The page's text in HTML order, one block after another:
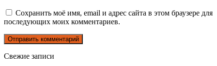
Сохранить моё имя, email и адрес сайта в этом браузере для
последующих моих комментариев.
Свежие записи